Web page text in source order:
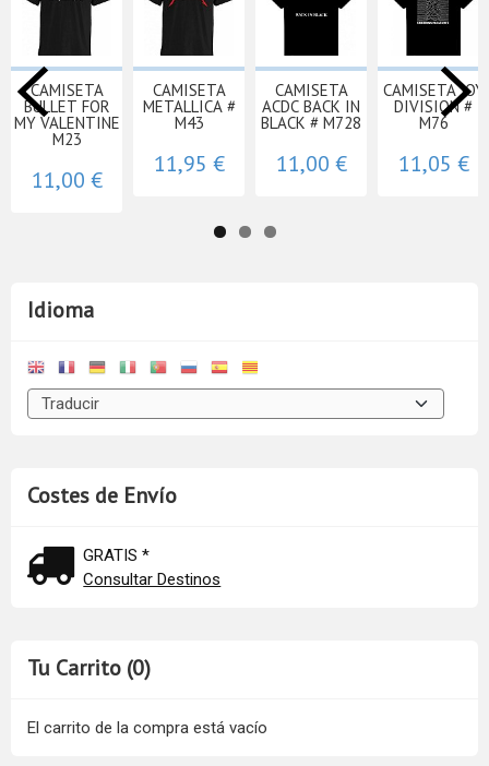
Idioma
Costes de Envío
GRATIS *
Consultar Destinos
Tu Carrito (0)
El carrito de la compra está vacío
CAMISETA
BULLET FOR
MY VALENTINE
M23
11,00 €
CAMISETA
METALLICA #
M43
11,95 €
CAMISETA
ACDC BACK IN
BLACK # M728
11,00 €
CAMISETA JOY
DIVISION #
M76
11,05 €